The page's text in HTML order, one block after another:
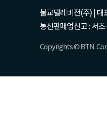
불교텔레비전(주) | 대
통신판매업신고 : 서
Copyrights © BTN.